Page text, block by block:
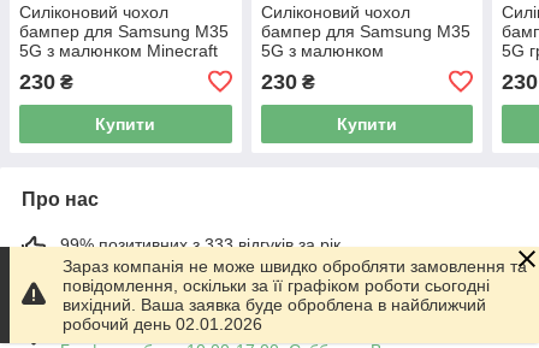
Силіконовий чохол
бампер для Samsung M35
5G з малюнком Minecraft
230 ₴
Купити
Силіконовий чохол
бампер для Samsung M35
5G з малюнком
230₴
Купити
5G
230
Про нас
99% позитивних з 333 відгуків за рік
Працює з 01.06.2014
м. Харків
Зараз компанія не може швидко обробляти замовлення та
повідомлення, оскільки за її графіком роботи сьогодні
вихідний. Ваша заявка буде оброблена в найближчий
робочий день 02.01.2026